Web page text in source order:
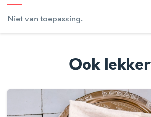
Niet van toepassing.
Ook lekker